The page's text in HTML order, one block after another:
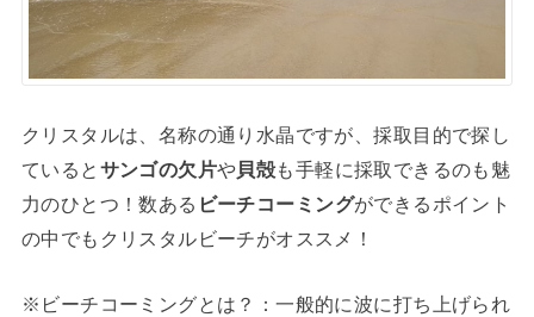
クリスタルは、名称の通り水晶ですが、採取目的で探し
ていると サンゴの欠片や貝殻も手軽に採取できるのも魅
力のひとつ！数ある ビーチコーミングができるポイント
の中でもクリスタルビーチがオススメ！
※ビーチコーミングとは？：一般的に波に打ち上げられ